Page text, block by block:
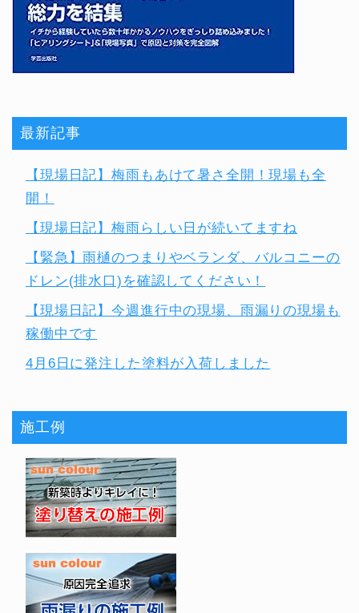
最新記事
【現場日記】梅雨もあけて暑さ全開！現場も全
開！
【現場日記】梅雨らしい日が続いてますね
【緊急】雨樋のつまりやベランダ、バルコニーの
ドレン(排水口)を確認してください！
【現場日記】今週進行中の現場、雨漏りの現場も
稼働中です
4月6日に発注した塗料が入荷しました
施工例